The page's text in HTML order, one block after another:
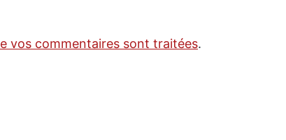
vos commentaires sont traitées.